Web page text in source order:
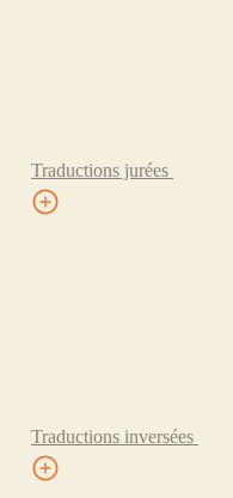
Traductions jurées
Traductions inversées